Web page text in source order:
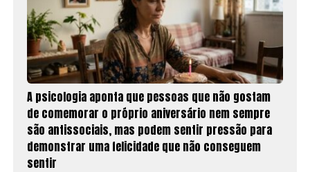
A psicologia aponta que pessoas que não gostam
de comemorar o próprio aniversário nem sempre
são antissociais, mas podem sentir pressão para
demonstrar uma felicidade que não conseguem
sentir